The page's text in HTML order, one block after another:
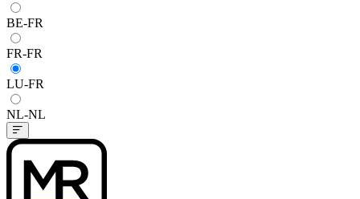
BE-FR
FR-FR
LU-FR
NL-NL